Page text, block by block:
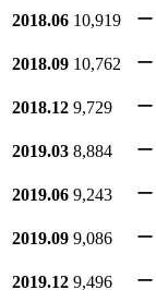
2018.06 10,919 ー
2018.09 10,762 ー
2018.12 9,729 ー
2019.03 8,884 ー
2019.06 9,243 ー
2019.09 9,086 ー
2019.12 9,496 ー